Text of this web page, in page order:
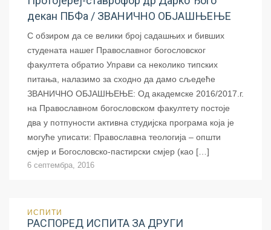
декан ПБФа / ЗВАНИЧНО ОБЈАШЊЕЊЕ
С обзиром да се велики број садашњих и бивших
студената нашег Православног богословског
факултета обратио Управи са неколико типских
питања, налазимо за сходно да дамо сљедеће
ЗВАНИЧНО ОБЈАШЊЕЊЕ: Од академске 2016/2017.г.
на Православном богословском факултету постоје
два у потпуности активна студијска програма која је
могуће уписати: Православна теологија – општи
смјер и Богословско-пастирски смјер (као […]
6 септембра, 2016
ИСПИТИ
РАСПОРЕД ИСПИТА ЗА ДРУГИ